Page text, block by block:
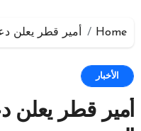
Home أمير قطر يعلن
الأخبار
أمير قطر يعلن